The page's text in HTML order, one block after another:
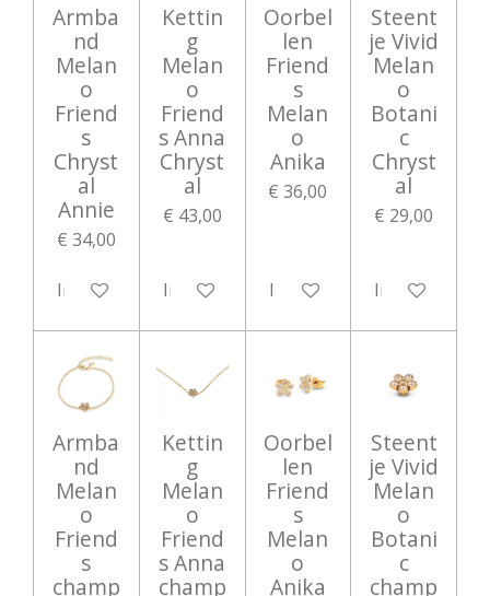
Armba
nd
Melan
o
Friend
s
Chryst
al
Annie
€ 34,00
In winkelwagen
Kettin
g
Melan
o
Friend
s Anna
Chryst
al
€ 43,00
In winkelwagen
Oorbel
len
Friend
s
Melan
o
Anika
€ 36,00
In winkelwagen
Steent
je Vivid
Melan
o
Botani
c
Chryst
al
€ 29,00
In
Armba
nd
Melan
o
Friend
s
champ
Kettin
g
Melan
o
Friend
s Anna
champ
Oorbel
len
Friend
s
Melan
o
Anika
Steent
je Vivid
Melan
o
Botani
c
champ